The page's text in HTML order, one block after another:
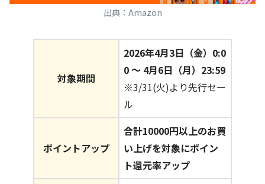
出典：Amazon
対象期間
2026年4月3日（金）0:0
0 〜 4月6日（月）23:59
※3/31(火)より先行セー
ル
ポイントアップ
合計10000円以上のお買
い上げを対象にポイン
ト還元率アップ